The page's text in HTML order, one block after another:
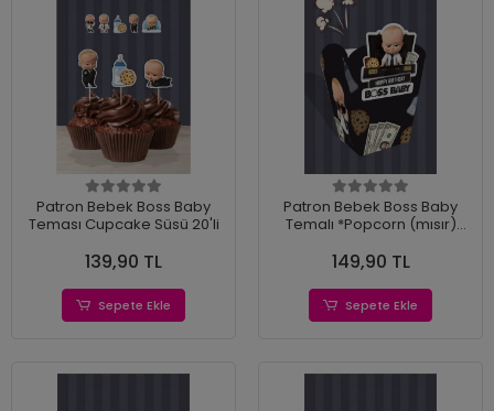
Patron Bebek Boss Baby
Teması Cupcake Süsü 20'li
139,90 TL
Sepete Ekle
Patron Bebek Boss Baby
Temalı *Popcorn (mısır)
149,90 TL
Sepete Ekle